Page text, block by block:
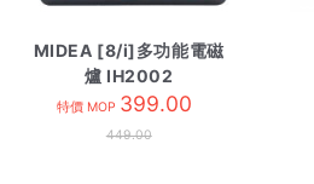
MIDEA [8/i]多功能電磁
爐 IH2002
特價 MOP 399.00
449.00